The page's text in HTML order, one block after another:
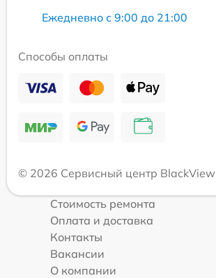
Ежедневно с 9:00 до 21:00
Способы оплаты
© 2026 Сервисный центр BlackView
Стоимость ремонта
Оплата и доставка
Контакты
Вакансии
О компании